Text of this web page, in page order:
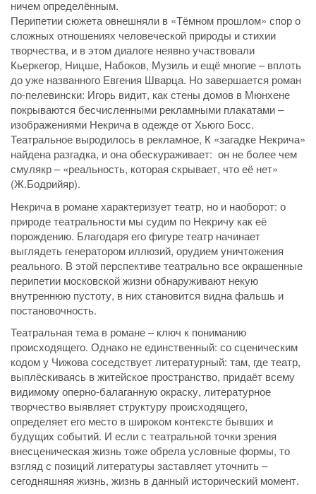
ничем определённым.
Перипетии сюжета овнешняли в «Тёмном прошлом» спор о
сложных отношениях человеческой природы и стихии
творчества, и в этом диалоге неявно участвовали
Кьеркегор, Ницше, Набоков, Музиль и ещё многие – вплоть
до уже названного Евгения Шварца. Но завершается роман
по-пелевински: Игорь видит, как стены домов в Мюнхене
покрываются бесчисленными рекламными плакатами –
изображениями Некрича в одежде от Хьюго Босс.
Театральное выродилось в рекламное, К «загадке Некрича»
найдена разгадка, и она обескураживает: он не более чем
смулякр – «реальность, которая скрывает, что её нет»
(Ж.Бодрийяр).
Некрича в романе характеризует театр, но и наоборот: о
природе театральности мы судим по Некричу как её
порождению. Благодаря его фигуре театр начинает
выглядеть генератором иллюзий, орудием уничтожения
реального. В этой перспективе театрально все окрашенные
перипетии московской жизни обнаруживают некую
внутреннюю пустоту, в них становится видна фальшь и
постановочность.
Театральная тема в романе – ключ к пониманию
происходящего. Однако не единственный: со сценическим
кодом у Чижова соседствует литературный: там, где театр,
выплёскиваясь в житейское пространство, придаёт всему
видимому оперно-балаганную окраску, литературное
творчество выявляет структуру происходящего,
определяет его место в широком контексте бывших и
будущих событий. И если с театральной точки зрения
внесценическая жизнь тоже обрела условные формы, то
взгляд с позиций литературы заставляет уточнить –
сегодняшняя жизнь, жизнь в данный исторический момент.